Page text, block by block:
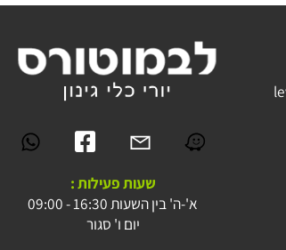
שעות פעילות :
א'-ה' בין השעות 16:30 - 09:00